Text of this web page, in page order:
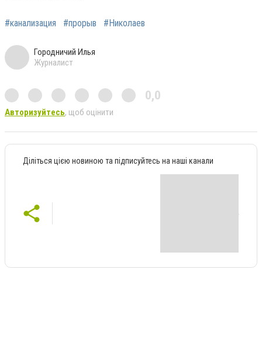
#канализация #прорыв #Николаев
Городничий Илья
Журналист
0,0
Авторизуйтесь, щоб оцінити
Діліться цією новиною та підписуйтесь на наші канали